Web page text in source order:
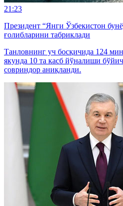
21:23
Президент “Янги Ўзбекистон
ғолибларини табриклади
Танловнинг уч босқичида 124
якунда 10 та касб йўналиши
совриндор аниқланди.